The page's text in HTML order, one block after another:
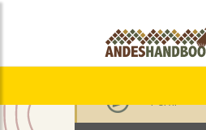
daniel
Perfil